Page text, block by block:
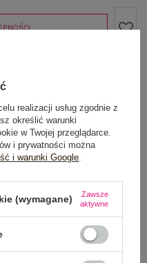
realizacji usług zgodnie z
określić warunki
w Twojej przeglądarce.
i prywatności można
i warunki Google.
(wymagane)
Zawsze
aktywne